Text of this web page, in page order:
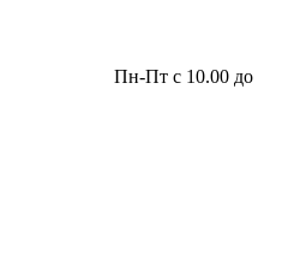
Пн-Пт с 10.00 до